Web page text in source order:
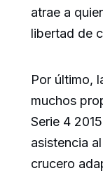
atrae a
libertad de
Por último,
muchos
Serie 4
asistencia
crucero